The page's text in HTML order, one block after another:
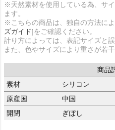
※天然素材を使用している為、サ
ます。
※こちらの商品は、独自の方法に
ズガイド]をご確認ください。
計り方によっては、表記サイズと
また、色やサイズにより重さが若
商品
素材
シリコン
原産国
中国
開閉
ぎぼし